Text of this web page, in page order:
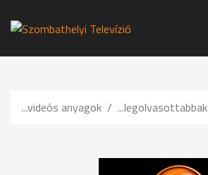
...videós anyagok ...legolvasottabbak